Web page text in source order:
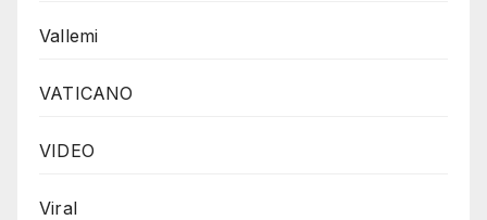
Vallemi
VATICANO
VIDEO
Viral